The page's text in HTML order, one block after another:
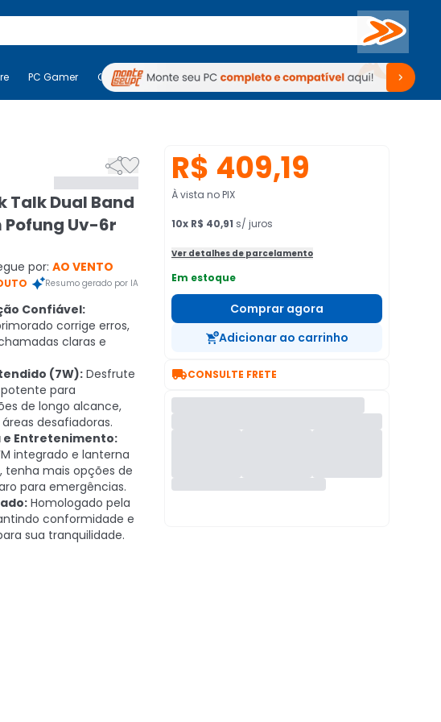
Buscar
Hardware PC Gamer Computadores Periféricos TV Venda no KaBuM!
PC Gamer Computadores Periféricos TV Venda no KaBuM!

Talk Dual Band
Pofung Uv-6r
por: AO VENTO
Resumo gerado por IA
Confiável:
corrige erros,
claras e
(7W): Desfrute
para
de longo alcance,
desafiadoras.
e Entretenimento:
integrado e lanterna
tenha mais opções de
para emergências.
Homologado pela
conformidade e
sua tranquilidade.
R$ 409,19
À vista no PIX
10x R$ 40,91 s/ juros
Ver detalhes de parcelamento
Em estoque
Comprar agora
Adicionar ao carrinho
CONSULTE FRETE